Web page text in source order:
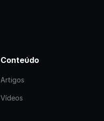
Conteúdo
Artigos
Vídeos